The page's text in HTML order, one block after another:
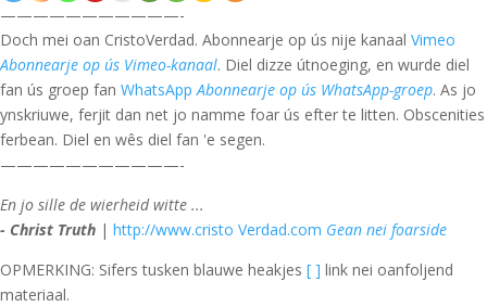
———————————-
Doch mei oan CristoVerdad. Abonnearje op ús nije kanaal Vimeo
Abonnearje op ús Vimeo-kanaal. Diel dizze útnoeging, en wurde diel
fan ús groep fan WhatsAppAbonnearje op ús WhatsApp-groep. As jo
ynskriuwe, ferjit dan net jo namme foar ús efter te litten. Obscenities
ferbean. Diel en wês diel fan 'e segen.
———————————-
En jo sille de wierheid witte ...
- Christ Truth | http://www.cristo Verdad.com Gean nei foarside
OPMERKING: Sifers tusken blauwe heakjes [ ] link nei oanfoljend
materiaal.